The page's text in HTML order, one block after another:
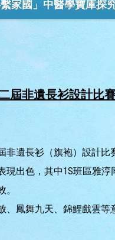
家國」中醫學寶庫探
屆非遺長衫設計比
遺長衫（旗袍）設計
出色，其中1S班區雅
鳳舞九天、錦鯉戲雲